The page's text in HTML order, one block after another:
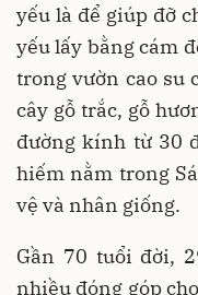
yếu là để giúp đỡ
yếu lấy bằng cám
trong vườn cao su
cây gỗ trắc, gỗ
đường kính từ 30
hiếm nằm trong
vệ và nhân giống.
Gần 70 tuổi đời,
nhiều đóng góp